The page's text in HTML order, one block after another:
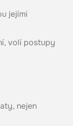
jejími
volí postupy
nejen